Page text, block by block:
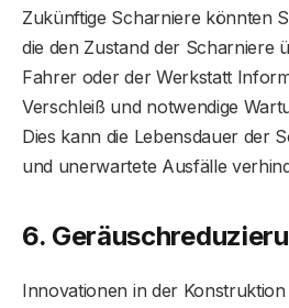
Zukünftige Scharniere könnten
die den Zustand der Scharniere
Fahrer oder der Werkstatt
Verschleiß und notwendige
Dies kann die Lebensdauer der
und unerwartete Ausfälle
6.
Innovationen in der